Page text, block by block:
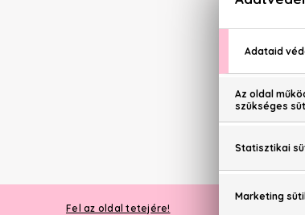
Fel az oldal tetejére!